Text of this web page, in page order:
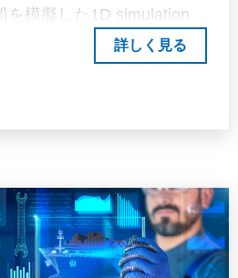
を模擬した1D simulation
語Modelica を利用して実
容についても紹介する。
詳しく見る